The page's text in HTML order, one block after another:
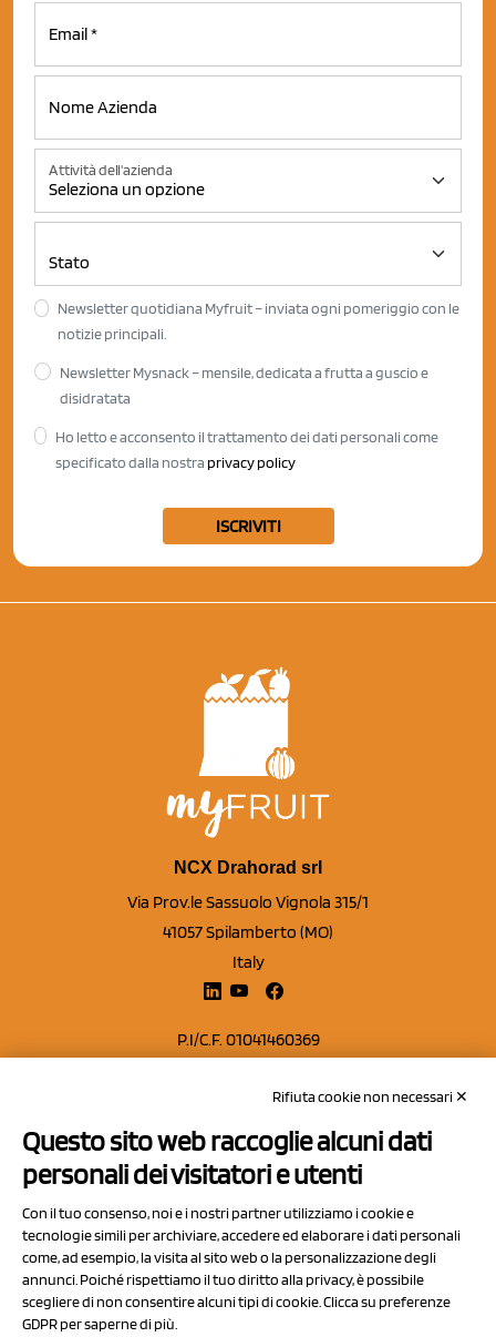
Attività dell'azienda
Newsletter quotidiana Myfruit – inviata ogni pomeriggio con le
notizie principali.
Newsletter Mysnack – mensile, dedicata a frutta a guscio e
disidratata
Ho letto e acconsento il trattamento dei dati personali come
specificato dalla nostra privacy policy
ISCRIVITI
NCX Drahorad srl
Via Prov.le Sassuolo Vignola 315/1
41057 Spilamberto (MO)
Italy
P.I/C.F. 01041460369
Capitale sociale Euro 50.000,00 i.v.
Contatti
Privacy Policy
Cookie Policy
Chi Siamo
Rifiuta cookie non necessari ✕
Questo sito web raccoglie alcuni dati
personali dei visitatori e utenti
Con il tuo consenso, noi e i nostri partner utilizziamo i cookie e
tecnologie simili per archiviare, accedere ed elaborare i dati personali
come, ad esempio, la visita al sito web o la personalizzazione degli
annunci. Poiché rispettiamo il tuo diritto alla privacy, è possibile
scegliere di non consentire alcuni tipi di cookie. Clicca su preferenze
GDPR per saperne di più.